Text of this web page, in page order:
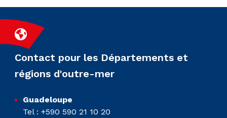
Contact pour les Départements et
régions d'outre-mer
Guadeloupe
Tel : +590 590 21 10 20